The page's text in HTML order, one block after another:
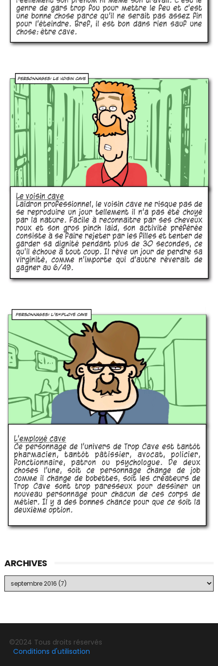
ARCHIVES
©2024 Tous droits réservés
Conditions d'utilisation